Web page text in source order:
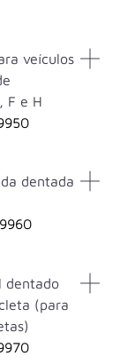
veículos
F e H
dentada
dentado
(para